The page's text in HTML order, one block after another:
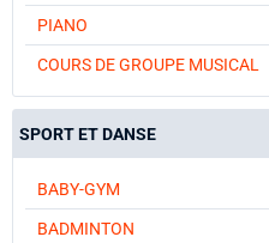
PIANO
COURS DE GROUPE MUSICAL
SPORT ET DANSE
BABY-GYM
BADMINTON